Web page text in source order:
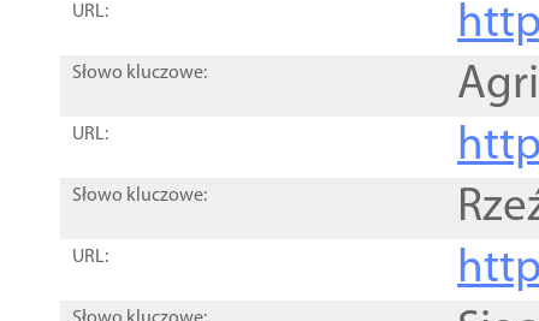
URL:
Słowo kluczowe:
URL:
Słowo kluczowe:
URL: